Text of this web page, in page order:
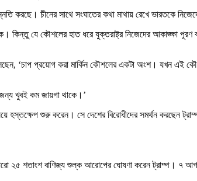
করছে। চীনের সাথে সংঘাতের কথা মাথায় রেখে ভারতকে
কিন্তু যে কৌশলের হাত ধরে যুক্তরাষ্ট্র নিজেদের আকাঙ্ক্ষা
‘চাপ প্রয়োগ করা মার্কিন কৌশলের একটা অংশ। যখন এই
জন্য খুবই কম জায়গা থাকে।’
হস্তক্ষেপ শুরু করেন। সে দেশের বিরোধীদের সমর্থন
২৫ শতাংশ বাণিজ্য শুল্ক আরোপের ঘোষণা করেন ট্রাম্প। ৭